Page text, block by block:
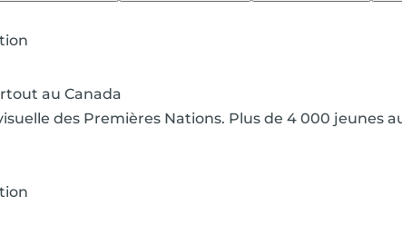
au Canada
des Premières Nations. Plus de 4 000